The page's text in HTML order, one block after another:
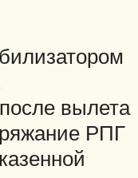
вылета
РПГ